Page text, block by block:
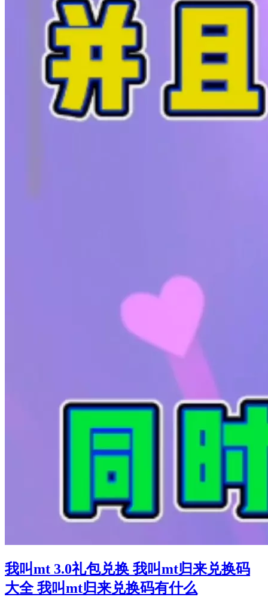
我叫mt 3.0礼包兑换 我叫mt归来兑换码
大全 我叫mt归来兑换码有什么